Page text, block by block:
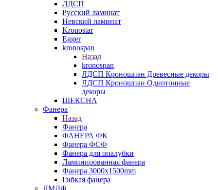
ЛДСП
Русский ламинат
Невский ламинат
Kronostar
Egger
kronospan
Назад
kronospan
ЛДСП Кроношпан Древесные декоры
ЛДСП Кроношпан Однотонные
декоры
ШЕКСНА
Фанера
Назад
Фанера
ФАНЕРА ФК
Фанера ФСФ
Фанера для опалубки
Ламинированная фанера
Фанера 3000х1500mm
Гибкая фанера
ЛМДФ